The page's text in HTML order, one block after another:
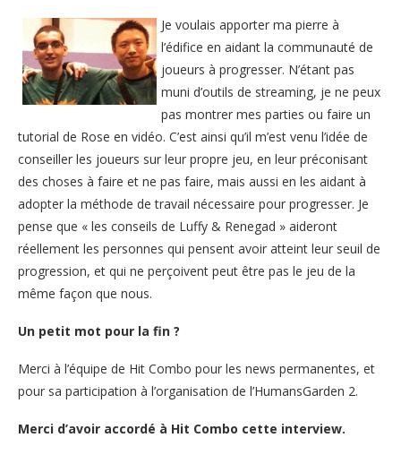
Je voulais apporter ma pierre à
l’édifice en aidant la communauté de
joueurs à progresser. N’étant pas
muni d’outils de streaming, je ne peux
pas montrer mes parties ou faire un
tutorial de Rose en vidéo. C’est ainsi qu’il m’est venu l’idée de
conseiller les joueurs sur leur propre jeu, en leur préconisant
des choses à faire et ne pas faire, mais aussi en les aidant à
adopter la méthode de travail nécessaire pour progresser. Je
pense que « les conseils de Luffy & Renegad » aideront
réellement les personnes qui pensent avoir atteint leur seuil de
progression, et qui ne perçoivent peut être pas le jeu de la
même façon que nous.
Un petit mot pour la fin ?
Merci à l’équipe de Hit Combo pour les news permanentes, et
pour sa participation à l’organisation de l’HumansGarden 2.
Merci d’avoir accordé à Hit Combo cette interview.